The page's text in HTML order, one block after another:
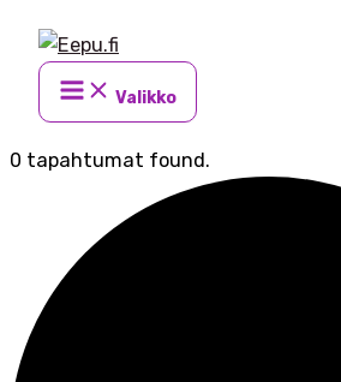
Siirry
sisältöön
Valikko
0 tapahtumat found.